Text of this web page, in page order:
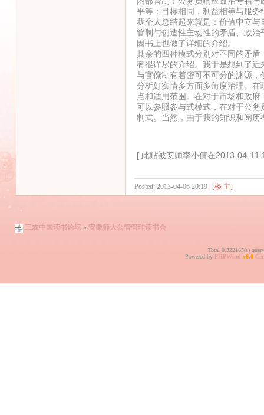
平等：目标相同，利益相等与服
我个人总结起来就是：价值中立
管制与创造性主动性的矛盾、政
因书上也做了详细的介绍。
其余的四种模式分别对不同的矛
有很详尽的介绍。我于是想到了
与官僚制有着密可不可分的渊源
分析好实情多方面多角度治理。
点和适用范围。在对于市场和政
可以参照参与式模式，在对于公
制式。当然，由于我的知识和阅
[ 此贴被安师李小倩在2013-04-11
Posted: 2013-04-06 20:19 | [楼 主]
三农中国读书论坛 » 安徽师大公管管理读书会
Total 0.322165(s)
Powered by PHPWind v6.0